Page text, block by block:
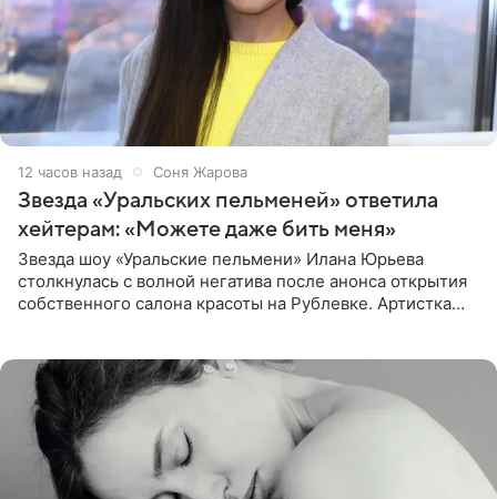
12 часов назад Соня Жарова
Звезда «Уральских пельменей» ответила
хейтерам: «Можете даже бить меня»
Звезда шоу «Уральские пельмени» Илана Юрьева
столкнулась с волной негатива после анонса открытия
собственного салона красоты на Рублевке. Артистка